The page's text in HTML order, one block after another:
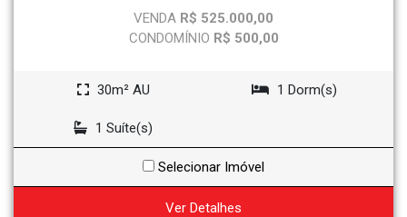
VENDA R$ 525.000,00
CONDOMÍNIO R$ 500,00
30m² AU 1 Dorm(s)
1 Suíte(s)
Selecionar Imóvel
Ver Detalhes